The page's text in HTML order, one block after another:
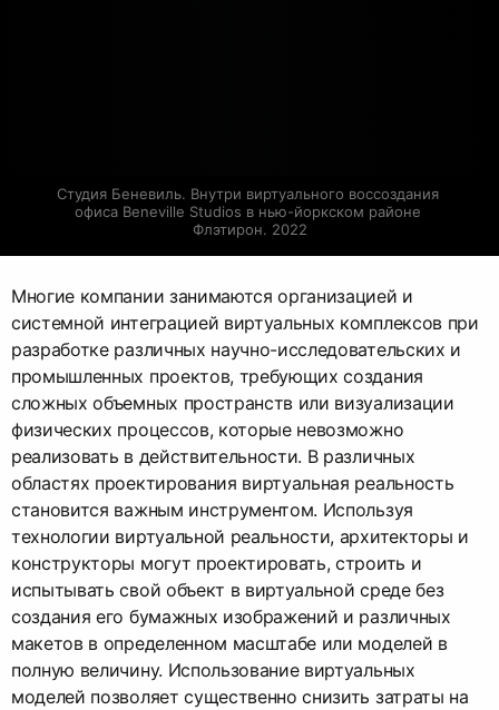
Студия Беневиль. Внутри виртуального воссоздания
офиса Beneville Studios в нью-йоркском районе
Флэтирон. 2022
Многие компании занимаются организацией и
системной интеграцией виртуальных комплексов при
разработке различных научно-исследовательских и
промышленных проектов, требующих создания
сложных объемных пространств или визуализации
физических процессов, которые невозможно
реализовать в действительности. В различных
областях проектирования виртуальная реальность
становится важным инструментом. Используя
технологии виртуальной реальности, архитекторы и
конструкторы могут проектировать, строить и
испытывать свой объект в виртуальной среде без
создания его бумажных изображений и различных
макетов в определенном масштабе или моделей в
полную величину. Использование виртуальных
моделей позволяет существенно снизить затраты на